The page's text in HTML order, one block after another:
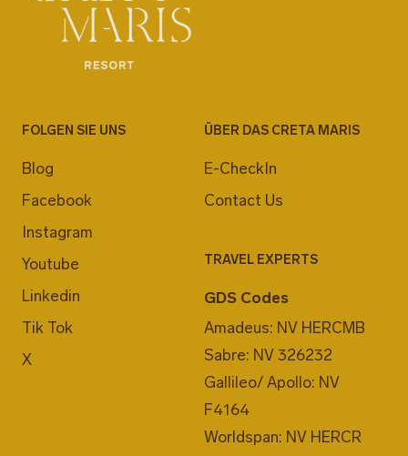
FOLGEN SIE UNS
Blog
Facebook
Instagram
Youtube
Linkedin
Tik Tok
X
ÜBER DAS CRETA MARIS
E-CheckIn
Contact Us
TRAVEL EXPERTS
GDS Codes
Amadeus: NV HERCMB
Sabre: NV 326232
Gallileo/ Apollo: NV
F4164
Worldspan: NV HERCR